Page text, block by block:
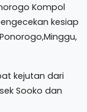
Kompol
kesiap
kejutan dari
Sooko dan